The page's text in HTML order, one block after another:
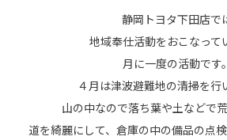
静岡トヨタ下田店で
地域奉仕活動をおこなって
月に一度の活動です。
４月は津波避難地の清掃を行
山の中なので落ち葉や土などで荒
道を綺麗にして、倉庫の中の備品の点